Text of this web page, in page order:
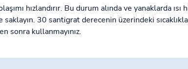
hızlandırır. Bu durum alında ve yanaklarda
saklayın. 30 santigrat derecenin üzerindeki
sonra kullanmayınız.